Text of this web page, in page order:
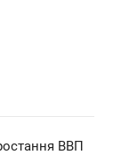
ВВП